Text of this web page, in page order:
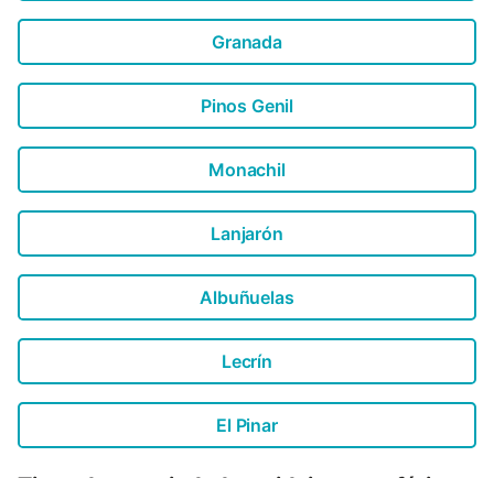
Granada
Pinos Genil
Monachil
Lanjarón
Albuñuelas
Lecrín
El Pinar